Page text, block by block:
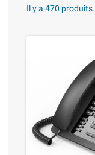
Il y a 470 produits.